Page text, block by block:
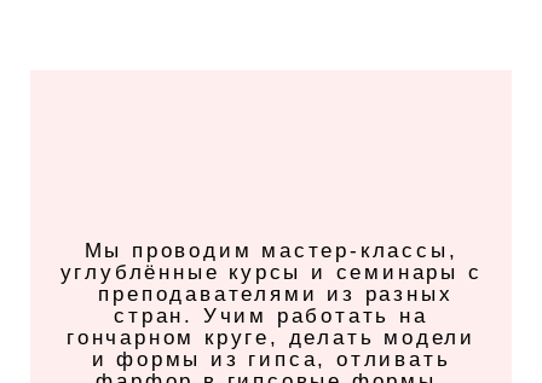
Мы проводим мастер-классы,
углублённые курсы и семинары с
преподавателями из разных
стран. Учим работать на
гончарном круге, делать модели
и формы из гипса, отливать